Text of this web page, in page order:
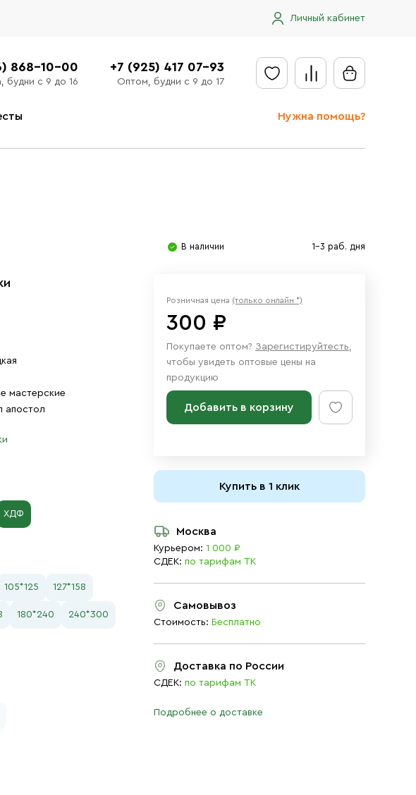
Личный кабинет
868-10-00
будни с 9 до 16
+7 (925) 417 07-93
Оптом, будни с 9 до 17
Нужна помощь?
Отправить заявку
В наличии 1-3 раб. дня
мастерские
апостол
ХДФ
105*125 127*158
180*240 240*300
Розничная цена (только онлайн *)
300 ₽
Покупаете оптом? Зарегистируйтесть,
чтобы увидеть оптовые цены на
продукцию
Добавить в корзину
Купить в 1 клик
Москва
Курьером: 1 000 ₽
СДЕК: по тарифам ТК
Самовывоз
Стоимость: Бесплатно
Доставка по России
СДЕК: по тарифам ТК
Подробнее о доставке